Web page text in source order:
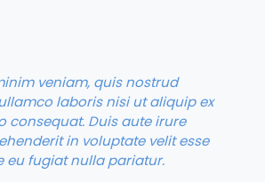
veniam, quis nostrud
laboris nisi ut aliquip ex
consequat. Duis aute irure
in voluptate velit esse
eu fugiat nulla pariatur.